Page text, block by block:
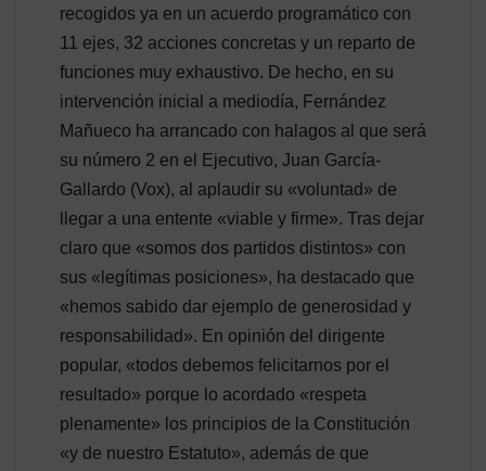
recogidos ya en un acuerdo programático con
11 ejes, 32 acciones concretas y un reparto de
funciones muy exhaustivo. De hecho, en su
intervención inicial a mediodía, Fernández
Mañueco ha arrancado con halagos al que será
su número 2 en el Ejecutivo, Juan García-
Gallardo (Vox), al aplaudir su «voluntad» de
llegar a una entente «viable y firme». Tras dejar
claro que «somos dos partidos distintos» con
sus «legítimas posiciones», ha destacado que
«hemos sabido dar ejemplo de generosidad y
responsabilidad». En opinión del dirigente
popular, «todos debemos felicitarnos por el
resultado» porque lo acordado «respeta
plenamente» los principios de la Constitución
«y de nuestro Estatuto», además de que